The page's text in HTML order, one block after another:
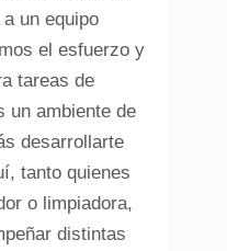
un equipo
el esfuerzo y
tareas de
un ambiente de
desarrollarte
tanto quienes
o limpiadora,
distintas